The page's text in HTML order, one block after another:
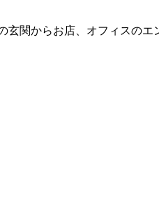
関からお店、オフィスの